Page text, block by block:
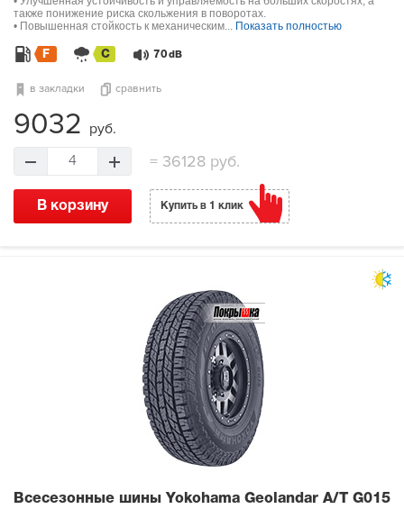
также понижение риска скольжения в поворотах.
• Повышенная стойкость к механическим... Показать полностью
F C 70 dB
в закладки сравнить
9032 руб.
4 =36128 руб.
В корзину Купить в 1 клик
Всесезонные шины Yokohama Geolandar A/T G015